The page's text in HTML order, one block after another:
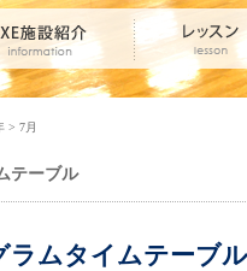
> 7月
テーブル
ムタイムテーブル